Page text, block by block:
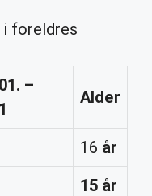
i foreldres
–
Alder
16 år
15 år